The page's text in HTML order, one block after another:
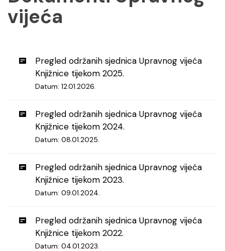
vijeća
Pregled održanih sjednica Upravnog vijeća
Knjižnice tijekom 2025.
Datum: 12.01.2026.
Pregled održanih sjednica Upravnog vijeća
Knjižnice tijekom 2024.
Datum: 08.01.2025.
Pregled održanih sjednica Upravnog vijeća
Knjižnice tijekom 2023.
Datum: 09.01.2024.
Pregled održanih sjednica Upravnog vijeća
Knjižnice tijekom 2022.
Datum: 04.01.2023.